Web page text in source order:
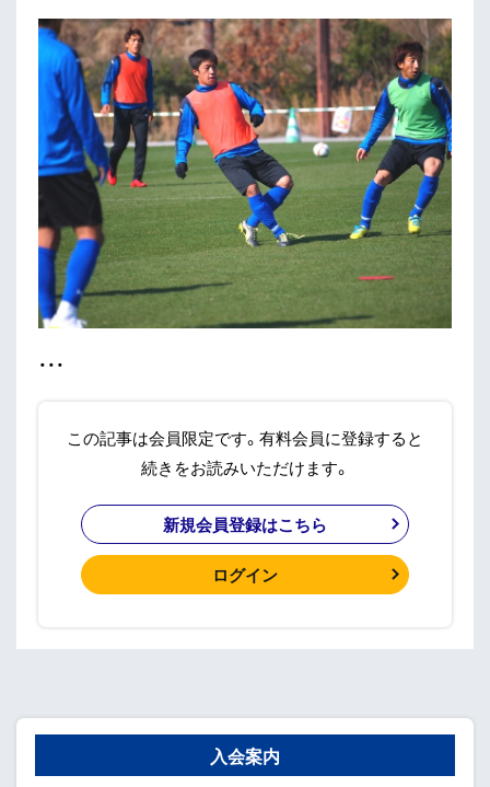
・・・
この記事は会員限定です。有料会員に登録すると
続きをお読みいただけます。
新規会員登録はこちら
ログイン
入会案内